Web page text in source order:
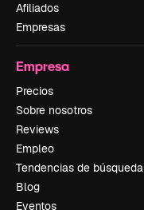
Afiliados
Empresas
Empresa
Precios
Sobre nosotros
Reviews
Empleo
Tendencias de búsqueda
Blog
Eventos